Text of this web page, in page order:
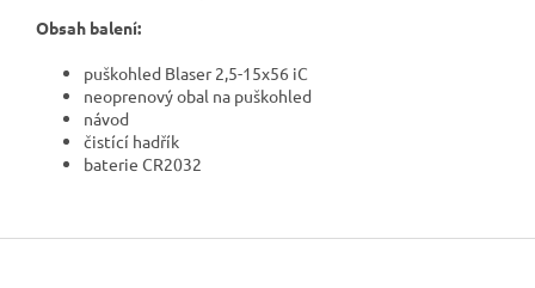
Obsah balení:
puškohled Blaser 2,5-15x56 iC
neoprenový obal na puškohled
návod
čistící hadřík
baterie CR2032
Z